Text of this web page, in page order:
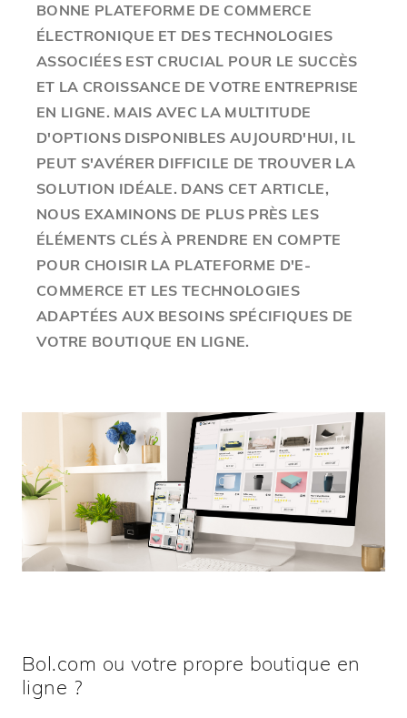
BONNE PLATEFORME DE COMMERCE
ÉLECTRONIQUE ET DES TECHNOLOGIES
ASSOCIÉES EST CRUCIAL POUR LE SUCCÈS
ET LA CROISSANCE DE VOTRE ENTREPRISE
EN LIGNE. MAIS AVEC LA MULTITUDE
D'OPTIONS DISPONIBLES AUJOURD'HUI, IL
PEUT S'AVÉRER DIFFICILE DE TROUVER LA
SOLUTION IDÉALE. DANS CET ARTICLE,
NOUS EXAMINONS DE PLUS PRÈS LES
ÉLÉMENTS CLÉS À PRENDRE EN COMPTE
POUR CHOISIR LA PLATEFORME D'E-
COMMERCE ET LES TECHNOLOGIES
ADAPTÉES AUX BESOINS SPÉCIFIQUES DE
VOTRE BOUTIQUE EN LIGNE.
Bol.com ou votre propre boutique en
ligne ?